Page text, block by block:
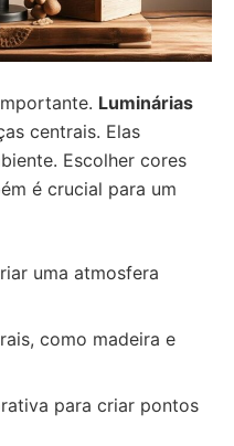
Luminárias
centrais. Elas
Escolher cores
é crucial para um
uma atmosfera
como madeira e
para criar pontos